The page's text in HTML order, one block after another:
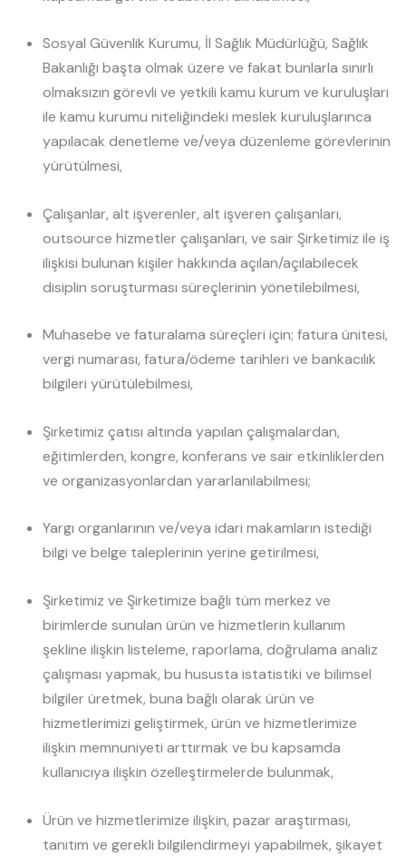
Sosyal Güvenlik Kurumu, İl Sağlık Müdürlüğü, Sağlık
Bakanlığı başta olmak üzere ve fakat bunlarla sınırlı
olmaksızın görevli ve yetkili kamu kurum ve kuruluşları
ile kamu kurumu niteliğindeki meslek kuruluşlarınca
yapılacak denetleme ve/veya düzenleme görevlerinin
yürütülmesi,
Çalışanlar, alt işverenler, alt işveren çalışanları,
outsource hizmetler çalışanları, ve sair Şirketimiz ile iş
ilişkisi bulunan kişiler hakkında açılan/açılabilecek
disiplin soruşturması süreçlerinin yönetilebilmesi,
Muhasebe ve faturalama süreçleri için; fatura ünitesi,
vergi numarası, fatura/ödeme tarihleri ve bankacılık
bilgileri yürütülebilmesi,
Şirketimiz çatısı altında yapılan çalışmalardan,
eğitimlerden, kongre, konferans ve sair etkinliklerden
ve organizasyonlardan yararlanılabilmesi;
Yargı organlarının ve/veya idari makamların istediği
bilgi ve belge taleplerinin yerine getirilmesi,
Şirketimiz ve Şirketimize bağlı tüm merkez ve
birimlerde sunulan ürün ve hizmetlerin kullanım
şekline ilişkin listeleme, raporlama, doğrulama analiz
çalışması yapmak, bu hususta istatistiki ve bilimsel
bilgiler üretmek, buna bağlı olarak ürün ve
hizmetlerimizi geliştirmek, ürün ve hizmetlerimize
ilişkin memnuniyeti arttırmak ve bu kapsamda
kullanıcıya ilişkin özelleştirmelerde bulunmak,
Ürün ve hizmetlerimize ilişkin, pazar araştırması,
tanıtım ve gerekli bilgilendirmeyi yapabilmek, şikayet